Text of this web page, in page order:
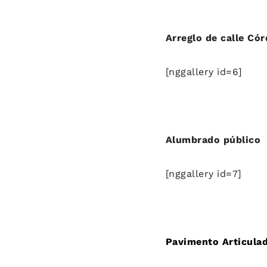
Arreglo de calle
[nggallery id=6]
Alumbrado público
[nggallery id=7]
Pavimento